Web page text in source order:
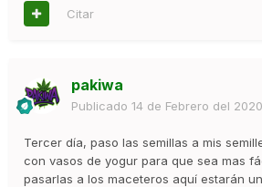
Citar
pakiwa
Publicado 14 de Febrero del 2020
Tercer día, paso las semillas a mis
con vasos de yogur para que sea mas
pasarlas a los maceteros aquí estarán